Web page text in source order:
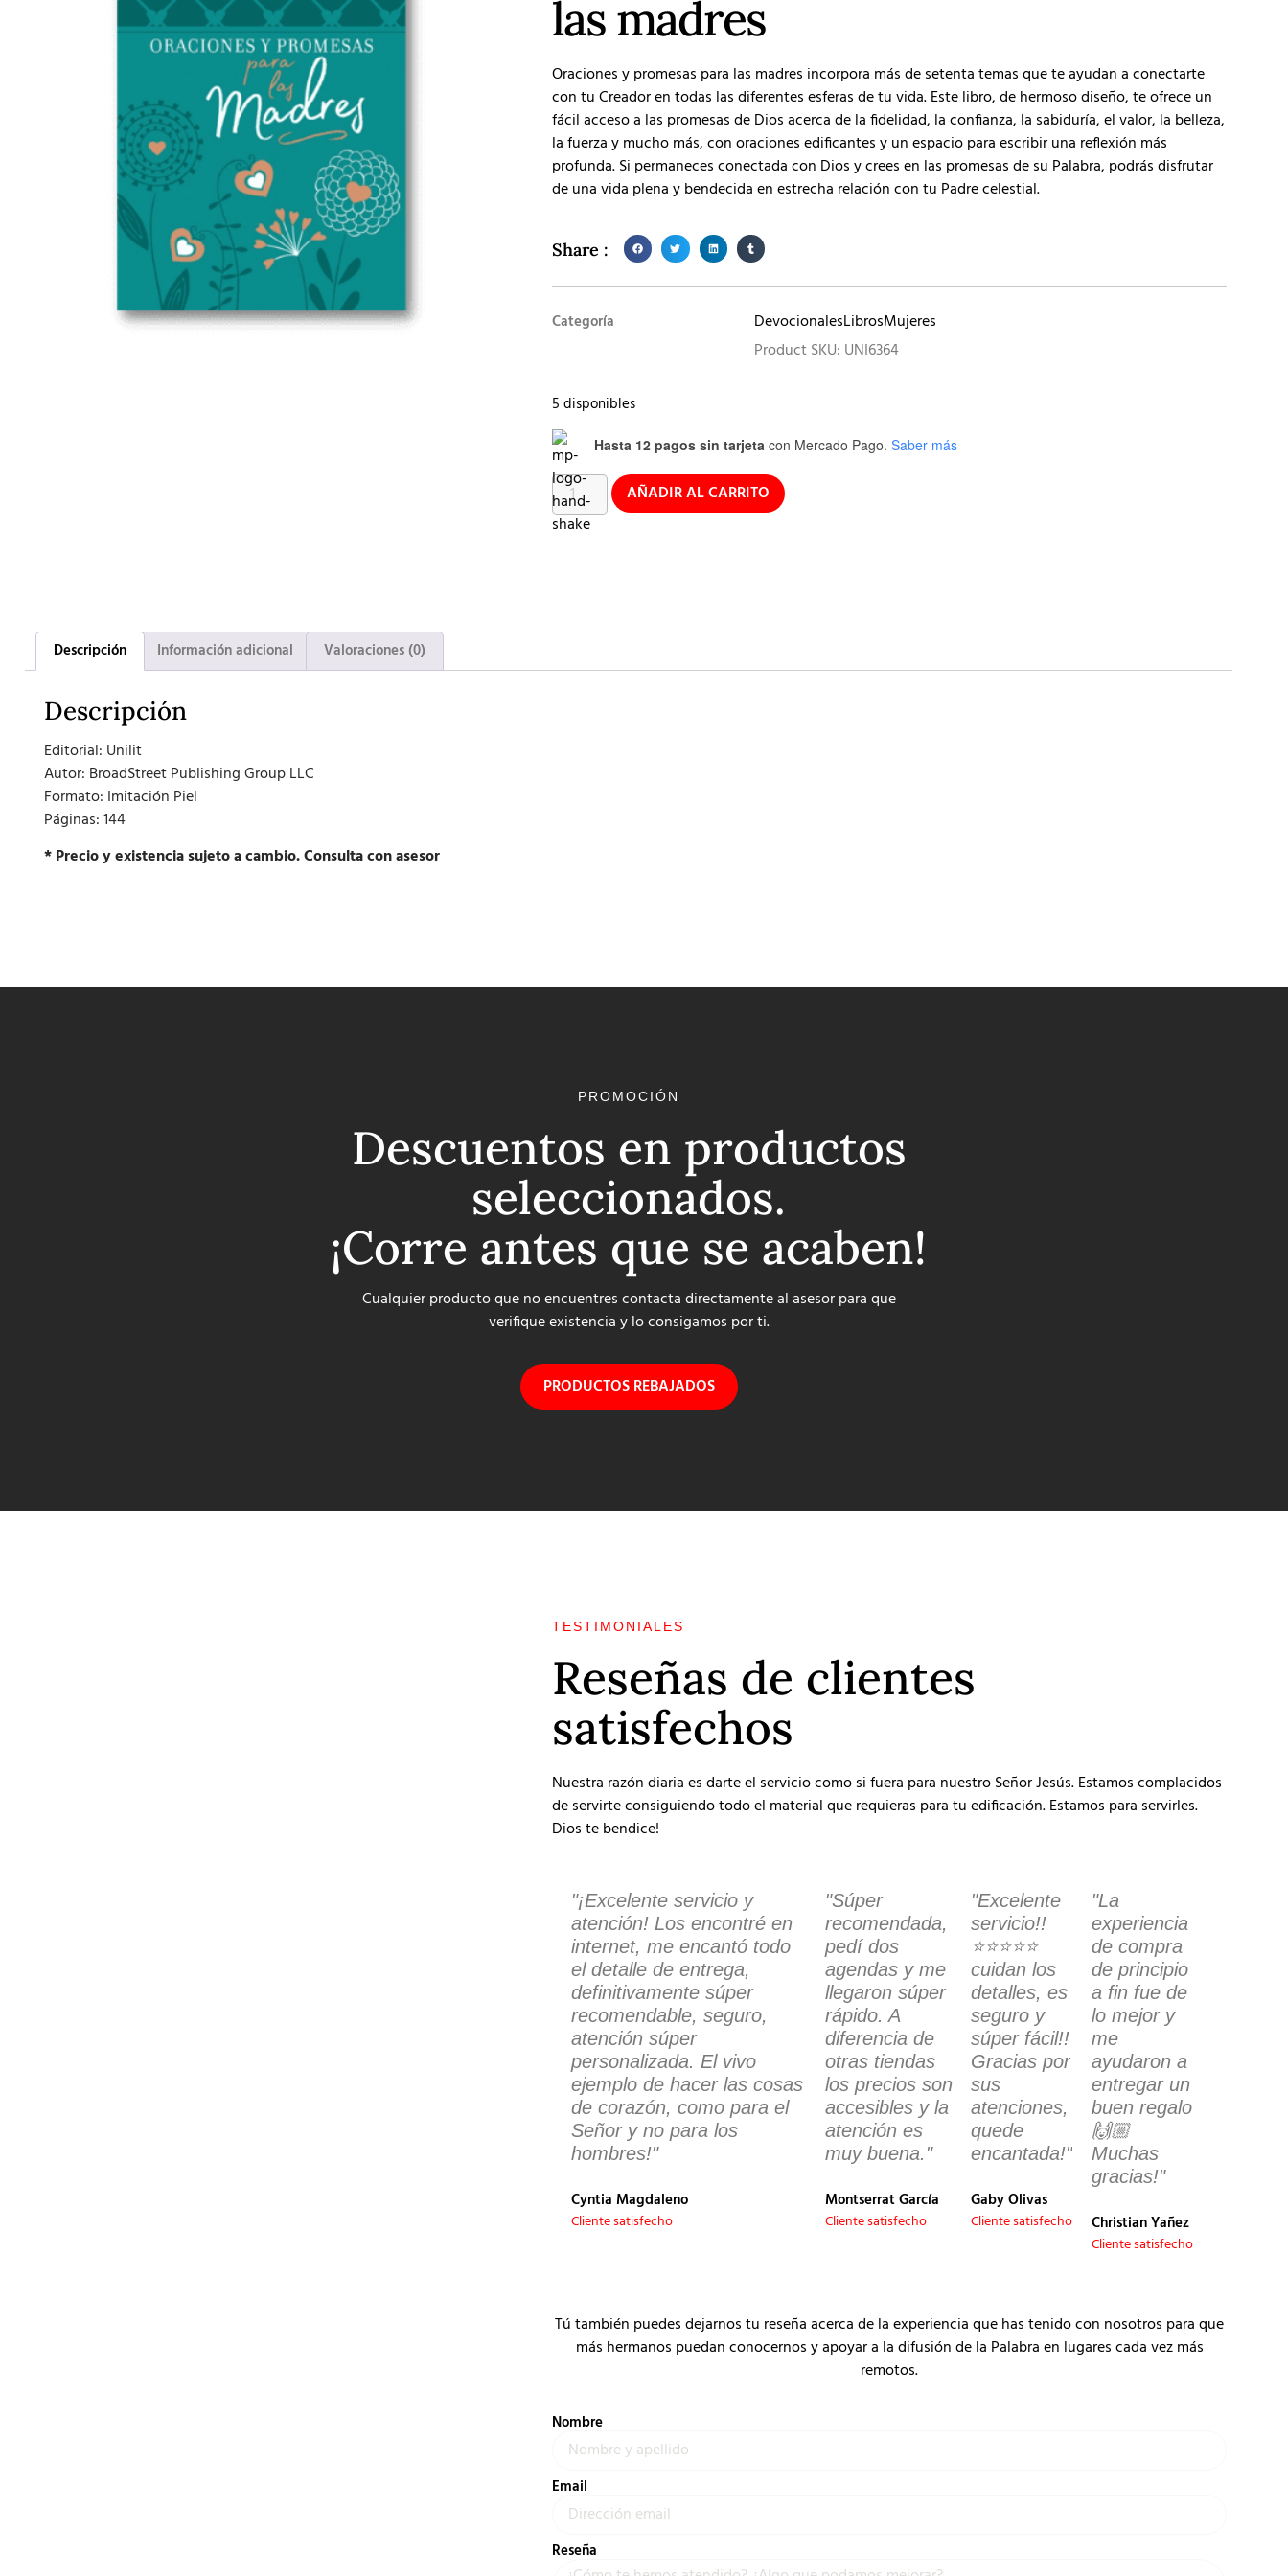
las madres
Oraciones y promesas para las madres incorpora más de setenta temas que te ayudan a conectarte
con tu Creador en todas las diferentes esferas de tu vida. Este libro, de hermoso diseño, te ofrece un
fácil acceso a las promesas de Dios acerca de la fidelidad, la confianza, la sabiduría, el valor, la belleza,
la fuerza y mucho más, con oraciones edificantes y un espacio para escribir una reflexión más
profunda. Si permaneces conectada con Dios y crees en las promesas de su Palabra, podrás disfrutar
de una vida plena y bendecida en estrecha relación con tu Padre celestial.
Share :
Categoría DevocionalesLibrosMujeres
Product SKU: UNI6364
5 disponibles
Hasta 12 pagos sin tarjeta con Mercado Pago. Saber más
AÑADIR AL CARRITO
Descripción Información adicional Valoraciones (0)
Descripción
Editorial: Unilit
Autor: BroadStreet Publishing Group LLC
Formato: Imitación Piel
Páginas: 144
* Precio y existencia sujeto a cambio. Consulta con asesor
PROMOCIÓN
Descuentos en productos
seleccionados.
¡Corre antes que se acaben!
Cualquier producto que no encuentres contacta directamente al asesor para que
verifique existencia y lo consigamos por ti.
PRODUCTOS REBAJADOS
TESTIMONIALES
Reseñas de clientes
satisfechos
Nuestra razón diaria es darte el servicio como si fuera para nuestro Señor Jesús. Estamos complacidos
de servirte consiguiendo todo el material que requieras para tu edificación. Estamos para servirles.
Dios te bendice!
"¡Excelente servicio y
atención! Los encontré en
internet, me encantó todo
el detalle de entrega,
definitivamente súper
recomendable, seguro,
atención súper
personalizada. El vivo
ejemplo de hacer las cosas
de corazón, como para el
Señor y no para los
hombres!"
Cyntia Magdaleno
Cliente satisfecho
"Súper
recomendada,
pedí dos
agendas y me
llegaron súper
rápido. A
diferencia de
otras tiendas
los precios son
accesibles y la
atención es
muy buena."
Montserrat García
Cliente satisfecho
"Excelente
servicio!!
⭐️⭐️⭐️⭐️⭐️
cuidan los
detalles, es
seguro y
súper fácil!!
Gracias por
sus
atenciones,
quede
encantada!"
Gaby Olivas
Cliente satisfecho
"La
experiencia
de compra
de principio
a fin fue de
lo mejor y
me
ayudaron a
entregar un
buen regalo
🙌🏼
Muchas
gracias!"
Christian Yañez
Cliente satisfecho
Tú también puedes dejarnos tu reseña acerca de la experiencia que has tenido con nosotros para que
más hermanos puedan conocernos y apoyar a la difusión de la Palabra en lugares cada vez más
remotos.
Nombre
Email
Reseña